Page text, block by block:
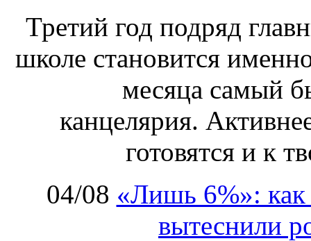
Третий год подряд
школе становится
месяца самый
канцелярия.
готовятся и к
04/08 «Лишь 6%»: как
вытеснили